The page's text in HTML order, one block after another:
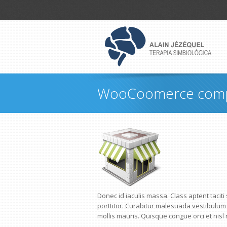
WooCoomerce
Donec id iaculis massa. Class aptent
porttitor. Curabitur malesuada
mollis mauris. Quisque congue orci et